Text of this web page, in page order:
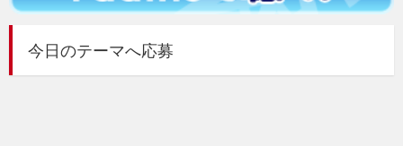
今日のテーマへ応募